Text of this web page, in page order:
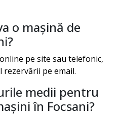
o mașină de
?
pe site sau telefonic,
pe email.
medii pentru
în Focsani?